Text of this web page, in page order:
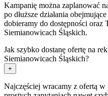
Kampanię można zaplanować
po dłuższe działania
dobieramy do dostępności oraz
Siemianowicach Śląskich.
Jak szybko dostanę ofertę na
Siemianowicach Śląskich?
+
Najczęściej wracamy z ofertą